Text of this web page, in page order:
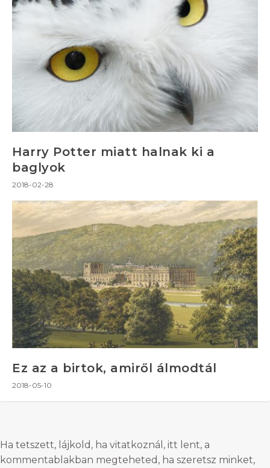
Harry Potter miatt halnak ki a
baglyok
2018-02-28
Ez az a birtok, amiről álmodtál
2018-05-10
Ha tetszett, lájkold, ha vitatkoznál, itt lent, a
kommentablakban megteheted, ha szeretsz minket,